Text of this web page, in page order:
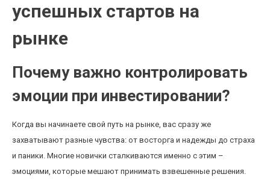
успешных стартов на
рынке
Почему важно контролировать
эмоции при инвестировании?
Когда вы начинаете свой путь на рынке, вас сразу же
захватывают разные чувства: от восторга и надежды до страха
и паники. Многие новички сталкиваются именно с этим –
эмоциями, которые мешают принимать взвешенные решения.